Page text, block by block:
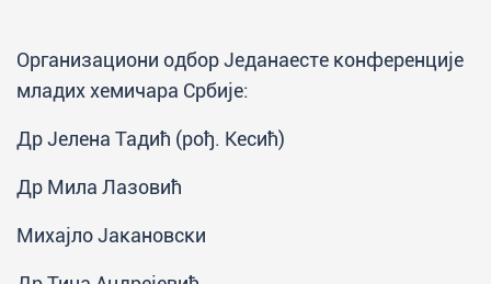
Организациони одбор Једанаесте конференције
младих хемичара Србије:
Др Јелена Тадић (рођ. Кесић)
Др Мила Лазовић
Михајло Јакановски